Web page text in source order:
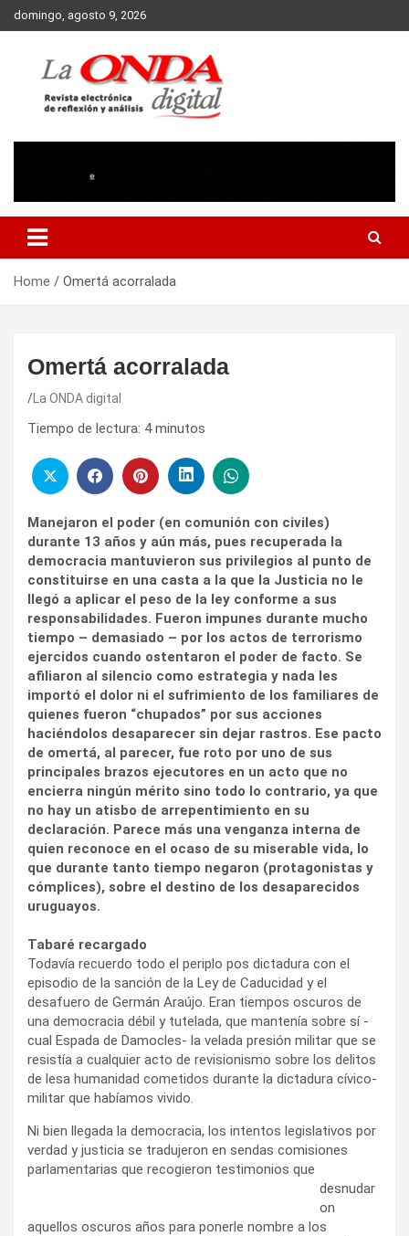
Skip
to
domingo, agosto 9, 2026
Home Omertá acorralada
Omertá acorralada
La ONDA digital
Tiempo de lectura: 4 minutos
Manejaron el poder (en comunión con civiles)
durante 13 años y aún más, pues recuperada la
democracia mantuvieron sus privilegios al punto de
constituirse en una casta a la que la Justicia no le
llegó a aplicar el peso de la ley conforme a sus
responsabilidades. Fueron impunes durante mucho
tiempo – demasiado – por los actos de terrorismo
ejercidos cuando ostentaron el poder de facto. Se
afiliaron al silencio como estrategia y nada les
importó el dolor ni el sufrimiento de los familiares de
quienes fueron “chupados” por sus acciones
haciéndolos desaparecer sin dejar rastros. Ese pacto
de omertá, al parecer, fue roto por uno de sus
principales brazos ejecutores en un acto que no
encierra ningún mérito sino todo lo contrario, ya que
no hay un atisbo de arrepentimiento en su
declaración. Parece más una venganza interna de
quien reconoce en el ocaso de su miserable vida, lo
que durante tanto tiempo negaron (protagonistas y
cómplices), sobre el destino de los desaparecidos
uruguayos.
Tabaré recargado
Todavía recuerdo todo el periplo pos dictadura con el
episodio de la sanción de la Ley de Caducidad y el
desafuero de Germán Araújo. Eran tiempos oscuros de
una democracia débil y tutelada, que mantenía sobre sí -
cual Espada de Damocles- la velada presión militar que se
resistía a cualquier acto de revisionismo sobre los delitos
de lesa humanidad cometidos durante la dictadura cívico-
militar que habíamos vivido.
Ni bien llegada la democracia, los intentos legislativos por
verdad y justicia se tradujeron en sendas comisiones
parlamentarias que recogieron testimonios que
desnudar
on
aquellos oscuros años para ponerle nombre a los